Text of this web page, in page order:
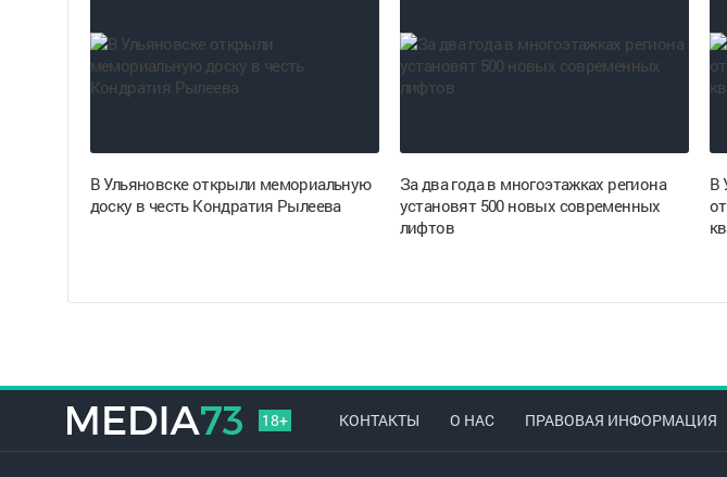
В Ульяновске открыли мемориальную
доску в честь Кондратия Рылеева
За два года в многоэтажках региона
установят 500 новых современных
лифтов
В
18+ КОНТАКТЫ О НАС ПРАВОВАЯ ИНФОРМАЦИЯ